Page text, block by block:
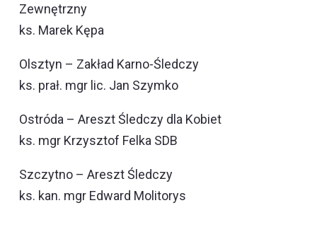
Zewnętrzny
ks. Marek Kępa
Olsztyn – Zakład Karno-Śledczy
ks. prał. mgr lic. Jan Szymko
Ostróda – Areszt Śledczy dla Kobiet
ks. mgr Krzysztof Felka SDB
Szczytno – Areszt Śledczy
ks. kan. mgr Edward Molitorys